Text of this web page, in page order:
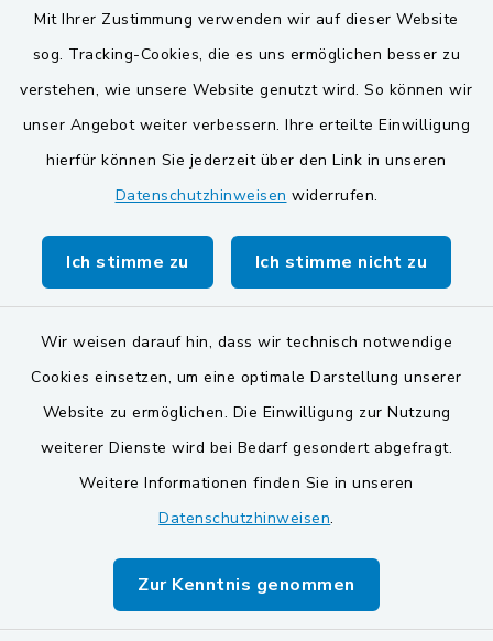
Mit Ihrer Zustimmung verwenden wir auf dieser Website
sog. Tracking-Cookies, die es uns ermöglichen besser zu
verstehen, wie unsere Website genutzt wird. So können wir
unser Angebot weiter verbessern. Ihre erteilte Einwilligung
hierfür können Sie jederzeit über den Link in unseren
Datenschutzhinweisen widerrufen.
Ich stimme zu Ich stimme nicht zu
Wir weisen darauf hin, dass wir technisch notwendige
Cookies einsetzen, um eine optimale Darstellung unserer
Website zu ermöglichen. Die Einwilligung zur Nutzung
weiterer Dienste wird bei Bedarf gesondert abgefragt.
Weitere Informationen finden Sie in unseren
Datenschutzhinweisen.
Zur Kenntnis genommen
BayernPortal
Gemeinden der
Verwaltungsgemeinschaft
Gemeinde Schwarzach bei Nabburg
Markt Schwarzenfeld
Gemeinde Stulln
Barrierefreiheit